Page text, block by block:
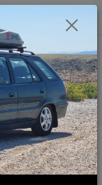
Menu
Hledat
0,00 Kč